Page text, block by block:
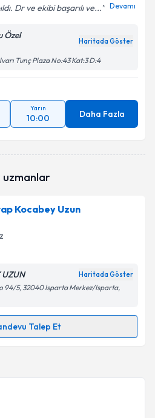
Dr ve ekibi başarılı ve... Devamı
Özel
Haritada Göster
Tunç Plaza No:43 Kat:3 D:4
Yarın
10:00 Daha Fazla
uzmanlar
Kocabey Uzun
Haritada Göster
94/5, 32040 Isparta Merkez/Isparta,
Talep Et
Talebi
e-posta ile